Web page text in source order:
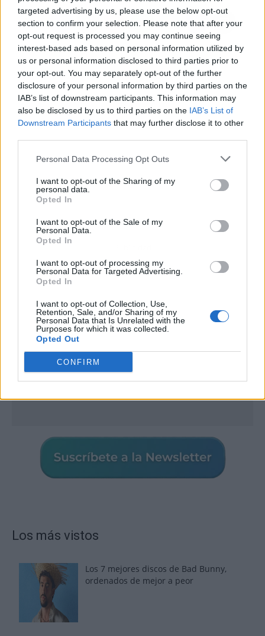
targeted advertising by us, please use the below opt-out
section to confirm your selection. Please note that after your
opt-out request is processed you may continue seeing
interest-based ads based on personal information utilized by
us or personal information disclosed to third parties prior to
your opt-out. You may separately opt-out of the further
disclosure of your personal information by third parties on the
IAB’s list of downstream participants. This information may
also be disclosed by us to third parties on the IAB’s List of
Downstream Participants that may further disclose it to other
Personal Data Processing Opt Outs
I want to opt-out of the Sharing of my
personal data.
Opted In
I want to opt-out of the Sale of my
Personal Data.
Opted In
I want to opt-out of processing my
Personal Data for Targeted Advertising.
Opted In
I want to opt-out of Collection, Use,
Retention, Sale, and/or Sharing of my
Personal Data that Is Unrelated with the
Purposes for which it was collected.
Opted Out
CONFIRM
Los más vistos
Los 7 mejores discos de Bad Bunny,
ordenados de mejor a peor